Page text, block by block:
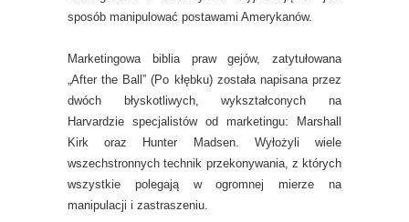
sposób manipulować postawami Amerykanów.
Marketingowa biblia praw gejów, zatytułowana
„After the Ball” (Po kłębku) została napisana przez
dwóch błyskotliwych, wykształconych na
Harvardzie specjalistów od marketingu: Marshall
Kirk oraz Hunter Madsen. Wyłożyli wiele
wszechstronnych technik przekonywania, z których
wszystkie polegają w ogromnej mierze na
manipulacji i zastraszeniu.